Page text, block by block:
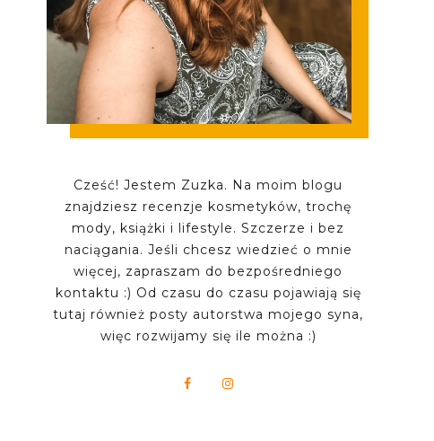
Cześć! Jestem Zuzka. Na moim blogu
znajdziesz recenzje kosmetyków, trochę
mody, książki i lifestyle. Szczerze i bez
naciągania. Jeśli chcesz wiedzieć o mnie
więcej, zapraszam do bezpośredniego
kontaktu :) Od czasu do czasu pojawiają się
tutaj również posty autorstwa mojego syna,
więc rozwijamy się ile można :)